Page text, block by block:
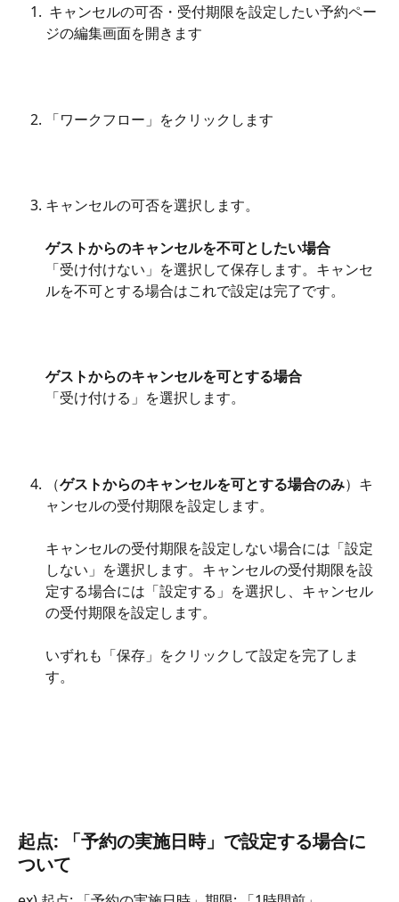
ジの編集画面を開きます
「ワークフロー」をクリックします
キャンセルの可否を選択します。
ゲストからのキャンセルを不可としたい場合
「受け付けない」を選択して保存します。キャンセ
ルを不可とする場合はこれで設定は完了です。
ゲストからのキャンセルを可とする場合
「受け付ける」を選択します。
（ゲストからのキャンセルを可とする場合のみ）キ
ャンセルの受付期限を設定します。
キャンセルの受付期限を設定しない場合には「設定
しない」を選択します。キャンセルの受付期限を設
定する場合には「設定する」を選択し、キャンセル
の受付期限を設定します。
いずれも「保存」をクリックして設定を完了しま
す。
起点: 「予約の実施日時」で設定する場合に
ついて